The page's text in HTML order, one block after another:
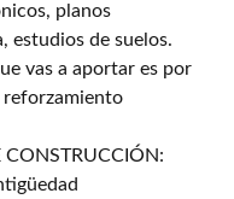
planos
estudios de suelos.
vas a aportar es por
reforzamiento
CONSTRUCCIÓN: